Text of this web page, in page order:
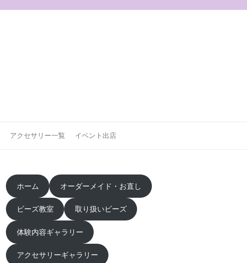
アクセサリー一覧 イベント出店
ホーム オーダーメイド・お直し
ビーズ教室 取り扱いビーズ
体験内容ギャラリー
アクセサリーギャラリー